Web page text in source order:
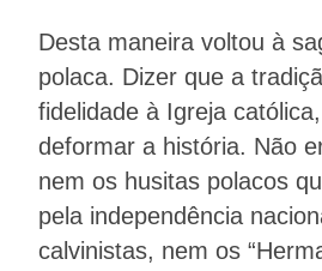
Desta maneira voltou à
polaca. Dizer que a
fidelidade à Igreja
deformar a história. Não
nem os husitas polacos
pela independência
calvinistas, nem os